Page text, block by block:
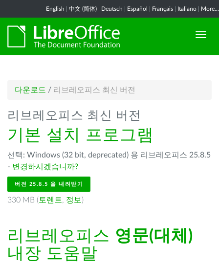
English 中文 (简体) Deutsch Español Français Italiano More...
다운로드 / 리브레오피스 최신 버전
리브레오피스 최신 버전
기본 설치 프로그램
선택: Windows (32 bit, deprecated) 용 리브레오피스 25.8.5
- 변경하시겠습니까?
버전 25.8.5 을 내려받기
330 MB ( 토렌트, 정보 )
리브레오피스 영문(대체)
내장 도움말